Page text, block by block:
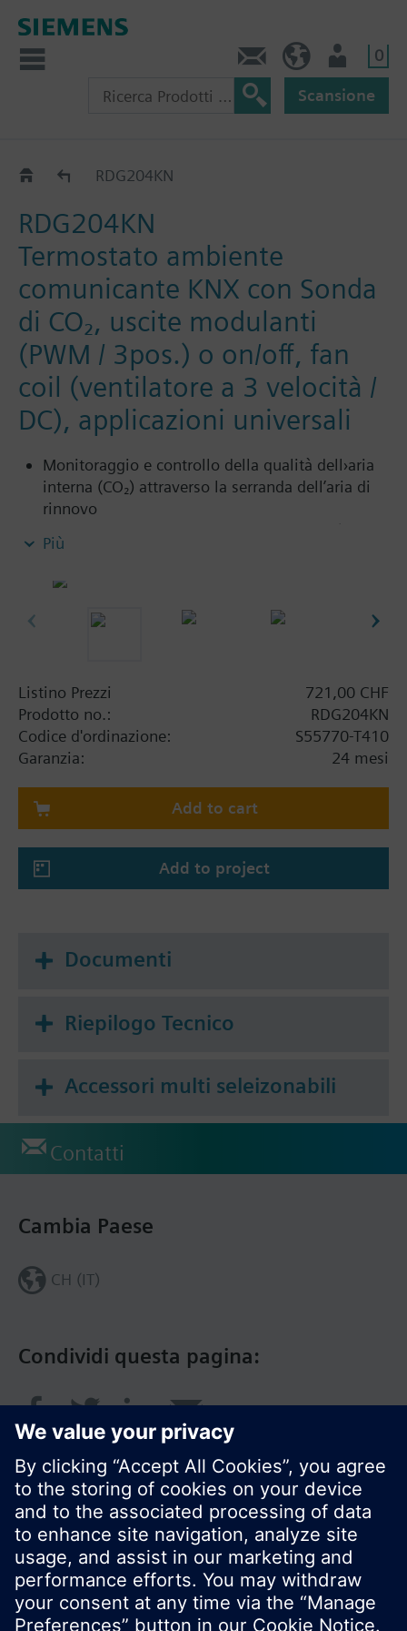
0
Scansione
RDG2..KNRDG204KN
RDG204KN
Termostato ambiente
comunicante KNX con Sonda
di CO₂, uscite modulanti
(PWM / 3pos.) o on/off, fan
coil (ventilatore a 3 velocità /
DC), applicazioni universali
Monitoraggio e controllo della qualità dell›aria
interna (CO₂) attraverso la serranda dell’aria di
rinnovo
per milione) o con testo
Per applicazioni con ventilatore a 3 velocità o
Applicazione selezionabile:
Sistema a 2 tubi
Sistema a 2 tubi e radiatore / riscaldamento a
pavimento
raffreddamento a 2 fasi
Sistema a 4 tubi
raffreddamento a 2 stadi / riscaldamento a 1
raffreddamento a 1 stadio)
Più
Listino Prezzi
721,00 CHF
Prodotto no.:
RDG204KN
Codice d'ordinazione:
S55770-T410
Garanzia:
24 mesi
Add to cart
Add to project
Documenti
Riepilogo Tecnico
Accessori multi seleizonabili
Contatti
Condividi questa pagina:
Cambia Paese
CH (IT)
© Siemens Switzerland Ltd. 2018
I prodotti e i pressi possono variare a seconda del